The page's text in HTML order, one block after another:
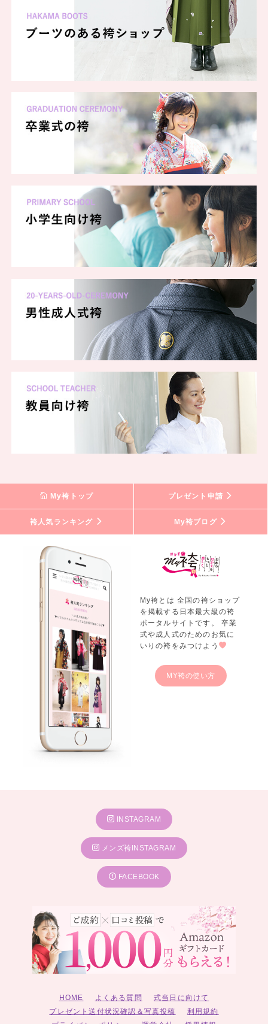
My袴トップ プレゼント申請
袴人気ランキング My袴ブログ
My袴とは 全国の袴ショップ
を掲載する日本最大級の袴
ポータルサイトです。 卒業
式や成人式のためのお気に
いりの袴をみつけよう
MY袴の使い方
INSTAGRAM
メンズ袴INSTAGRAM
FACEBOOK
HOME よくある質問
式当日に向けて
プレゼント送付状況確認＆写真投稿
利用規約